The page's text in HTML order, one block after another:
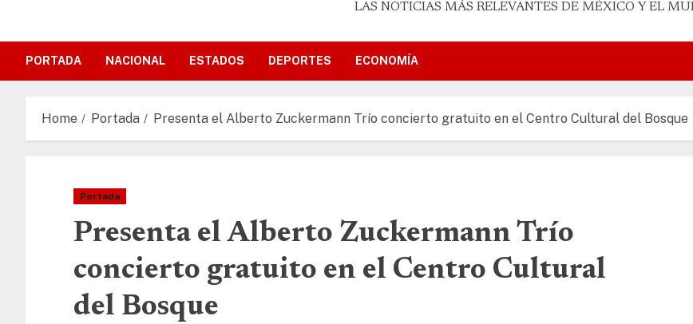
LAS NOTICIAS MÁS RELEVANTES DE MÉXICO Y EL
PORTADA NACIONAL ESTADOS DEPORTES ECONOMÍA
Home Portada Presenta el Alberto Zuckermann Trío concierto gratuito en el Centro Cultural del Bosque
Portada
Presenta el Alberto Zuckermann Trío
concierto gratuito en el Centro Cultural
del Bosque